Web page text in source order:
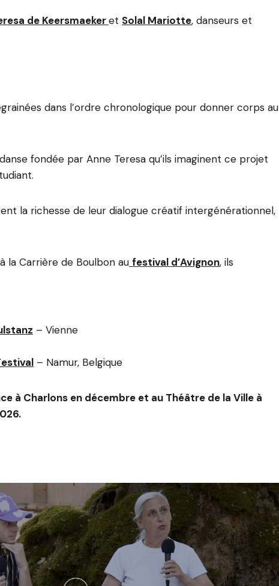
de Keersmaekeret Solal Mariotte, danseurs et
dans l’ordre chronologique pour donner corps au
fondée par Anne Teresa qu’ils imaginent ce projet
la richesse de leur dialogue créatif intergénérationnel,
la Carrière de Boulbon au festival d’Avignon, ils
– Vienne
– Namur, Belgique
à Charlons en décembre et au Théâtre de la Ville à